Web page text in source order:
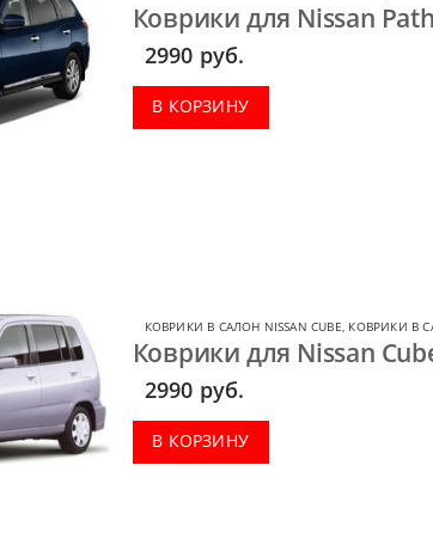
Коврики для Nissan
2990 руб.
В КОРЗИНУ
КОВРИКИ В САЛОН NISSAN CUBE, КОВРИКИ В
Коврики для Nissan
2990 руб.
В КОРЗИНУ